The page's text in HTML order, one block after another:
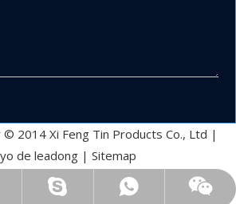
2014 Xi Feng Tin Products Co., Ltd |
de leadong | Sitemap
xfsolder@163.com
008613450770997
8613450770997
008613450770997